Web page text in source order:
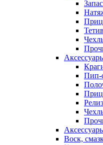
Пип-
Воск,